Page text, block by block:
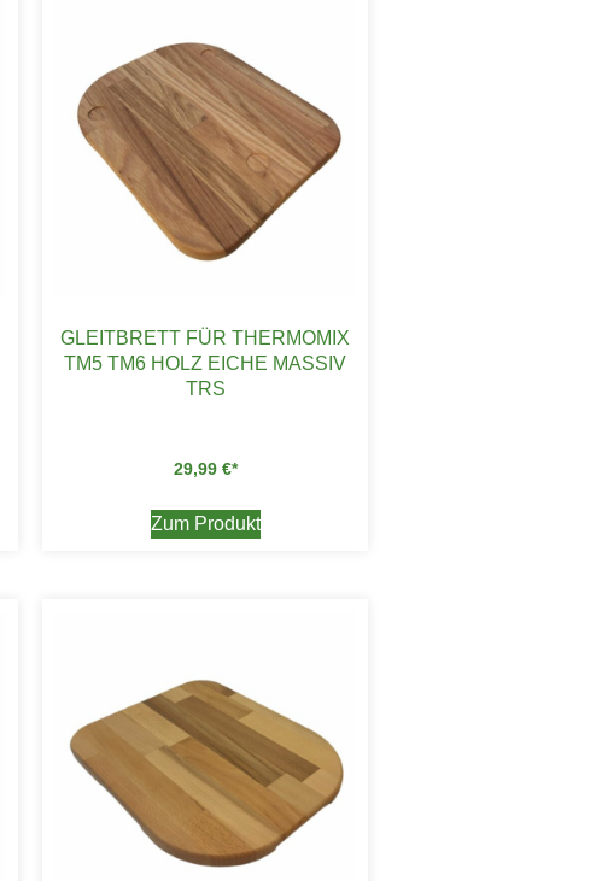
GLEITBRETT FÜR THERMOMIX
TM5 TM6 HOLZ EICHE MASSIV
TRS
29,99 €
Zum Produkt